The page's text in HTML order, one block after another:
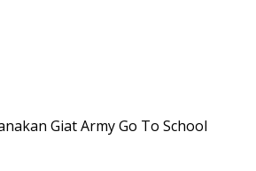
Giat Army Go To School